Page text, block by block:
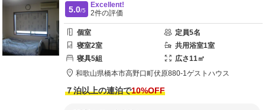
5.0/5
Excellent!
2件の評価
個室 定員5名
寝室2室 共用浴室1室
寝具5組 広さ11㎡
和歌山県橋本市高野口町伏原880-1ゲストハウス
７泊以上の連泊で10%OFF